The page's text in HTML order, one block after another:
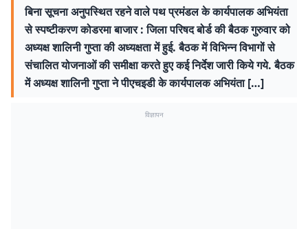
बिना सूचना अनुपस्थित रहने वाले पथ प्रमंडल के कार्यपालक अभियंता
से स्पष्टीकरण कोडरमा बाजार : जिला परिषद बोर्ड की बैठक गुरुवार को
अध्यक्ष शालिनी गुप्ता की अध्यक्षता में हुई. बैठक में विभिन्न विभागों से
संचालित योजनाओं की समीक्षा करते हुए कई निर्देश जारी किये गये. बैठक
में अध्यक्ष शालिनी गुप्ता ने पीएचइडी के कार्यपालक अभियंता […]
विज्ञापन